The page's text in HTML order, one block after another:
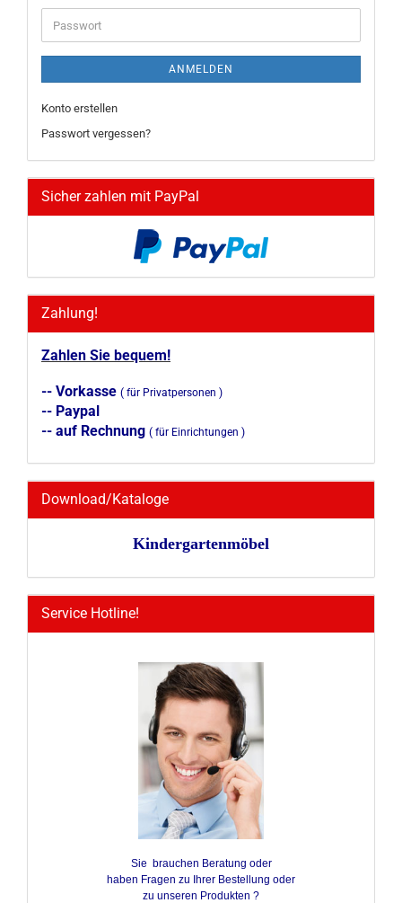
Adresse
Passwort
ANMELDEN
Konto erstellen
Passwort vergessen?
Sicher zahlen mit PayPal
Zahlung!
Zahlen Sie bequem!
-- Vorkasse ( für Privatpersonen )
-- Paypal
-- auf Rechnung ( für Einrichtungen )
Download/Kataloge
Kindergartenmöbel
Service Hotline!
Sie brauchen Beratung oder
haben Fragen zu Ihrer Bestellung oder
zu unseren Produkten ?